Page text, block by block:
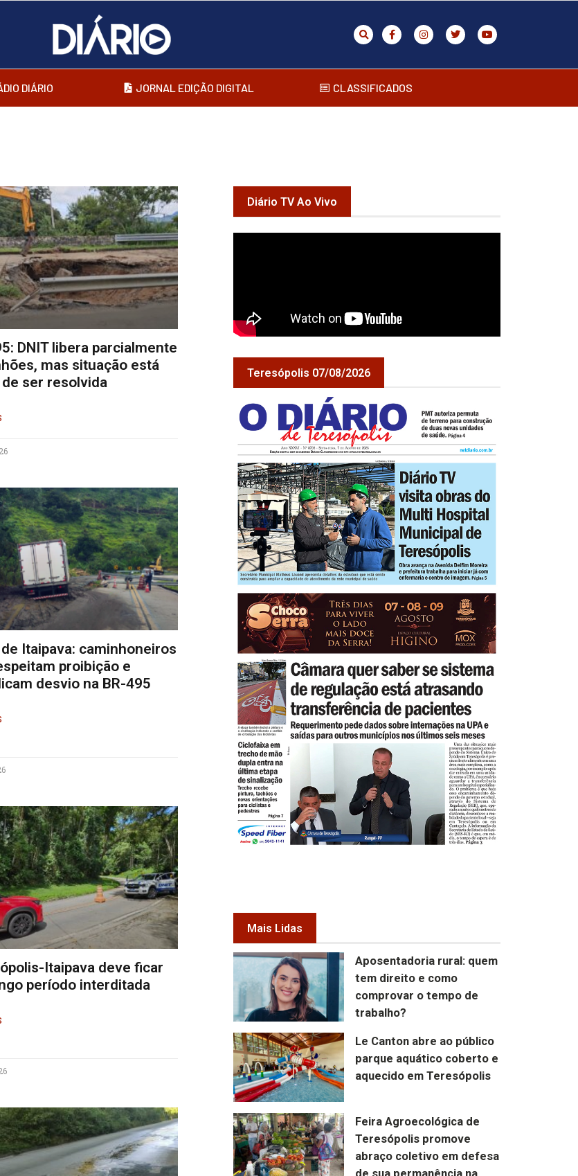
DIÁRIO JORNAL EDIÇÃO DIGITAL CLASSIFICADOS
DNIT libera parcialmente
mas situação está
ser resolvida
Itaipava: caminhoneiros
proibição e
desvio na BR-495
Itaipava deve ficar
período interditada
Diário TV Ao Vivo
Teresópolis 07/08/2026
Mais Lidas
Aposentadoria rural: quem
tem direito e como
comprovar o tempo de
trabalho?
Le Canton abre ao público
parque aquático coberto e
aquecido em Teresópolis
Feira Agroecológica de
Teresópolis promove
abraço coletivo em defesa
de sua permanência na